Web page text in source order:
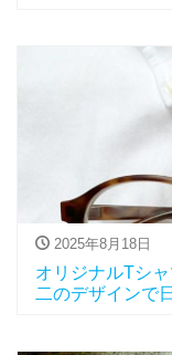
2025年8月18日
オリジナルTシ
二のデザインで